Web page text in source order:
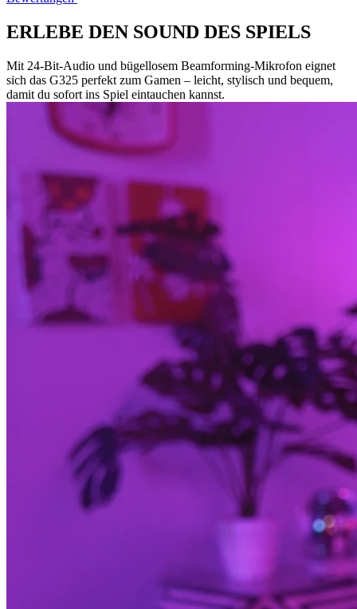
ERLEBE DEN SOUND DES SPIELS
Mit 24-Bit-Audio und bügellosem Beamforming-Mikrofon eignet
sich das G325 perfekt zum Gamen – leicht, stylisch und bequem,
damit du sofort ins Spiel eintauchen kannst.